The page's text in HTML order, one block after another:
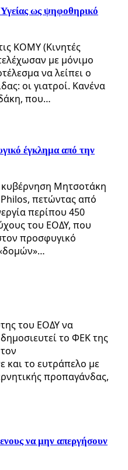
ως ψηφοθηρικό
ΚΟΜΥ (Κινητές
με μόνιμο
να λείπει ο
οι γιατροί. Κανένα
που…
έγκλημα από την
κυβέρνηση Μητσοτάκη
πετώντας από
περίπου 450
του ΕΟΔΥ, που
προσφυγικό
του ΕΟΔΥ να
το ΦΕΚ της
και το ευτράπελο με
προπαγάνδας,
να μην απεργήσουν